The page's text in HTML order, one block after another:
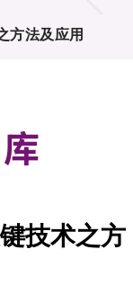
方法及应用
技术之方